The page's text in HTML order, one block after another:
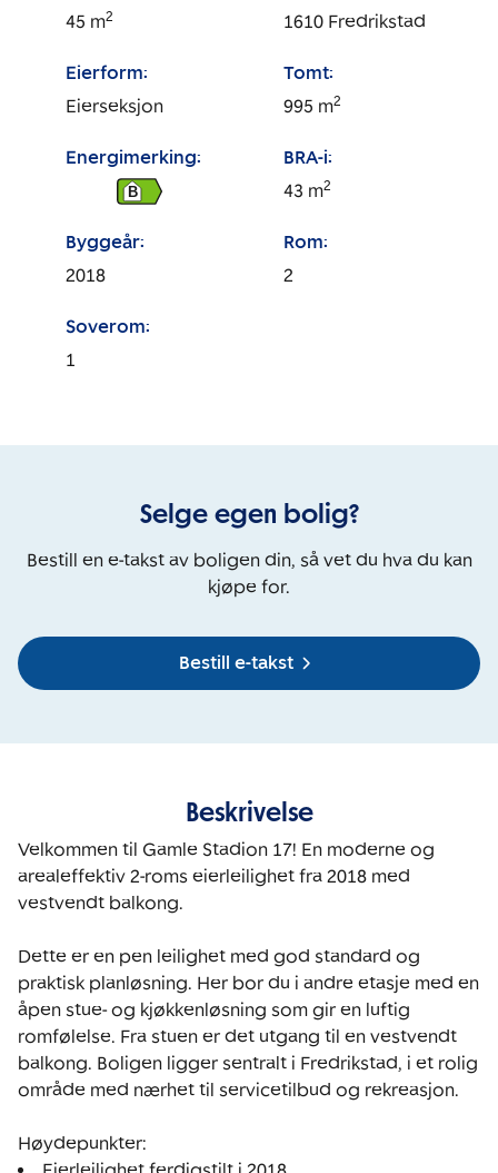
45 m2
1610 Fredrikstad
Eierform:
Eierseksjon
Tomt:
995 m2
Energimerking:
B
BRA-i:
43 m2
Byggeår:
2018
Rom:
2
Soverom:
1
Selge egen bolig?
Bestill en e-takst av boligen din, så vet du hva du kan
kjøpe for.
Bestill e-takst
Beskrivelse
Velkommen til Gamle Stadion 17! En moderne og
arealeffektiv 2-roms eierleilighet fra 2018 med
vestvendt balkong.
Dette er en pen leilighet med god standard og
praktisk planløsning. Her bor du i andre etasje med en
åpen stue- og kjøkkenløsning som gir en luftig
romfølelse. Fra stuen er det utgang til en vestvendt
balkong. Boligen ligger sentralt i Fredrikstad, i et rolig
område med nærhet til servicetilbud og rekreasjon.
Høydepunkter: